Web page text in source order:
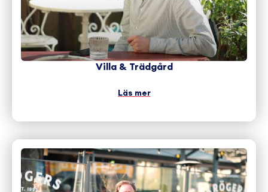
Villa & Trädgård
Läs mer